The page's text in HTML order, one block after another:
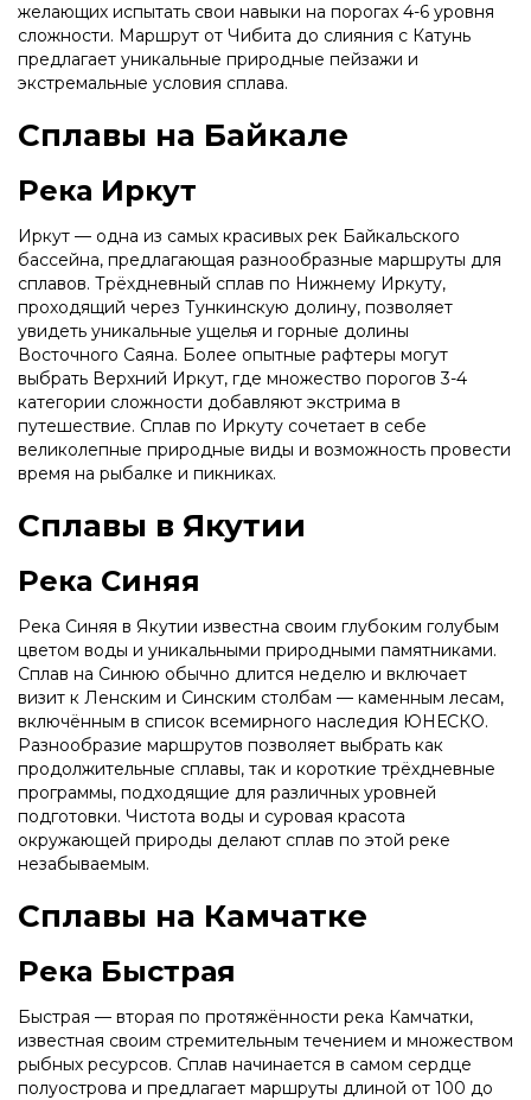
желающих испытать свои навыки на порогах 4-6 уровня
сложности. Маршрут от Чибита до слияния с Катунь
предлагает уникальные природные пейзажи и
экстремальные условия сплава.
Сплавы на Байкале
Река Иркут
Иркут — одна из самых красивых рек Байкальского
бассейна, предлагающая разнообразные маршруты для
сплавов. Трёхдневный сплав по Нижнему Иркуту,
проходящий через Тункинскую долину, позволяет
увидеть уникальные ущелья и горные долины
Восточного Саяна. Более опытные рафтеры могут
выбрать Верхний Иркут, где множество порогов 3-4
категории сложности добавляют экстрима в
путешествие. Сплав по Иркуту сочетает в себе
великолепные природные виды и возможность провести
время на рыбалке и пикниках.
Сплавы в Якутии
Река Синяя
Река Синяя в Якутии известна своим глубоким голубым
цветом воды и уникальными природными памятниками.
Сплав на Синюю обычно длится неделю и включает
визит к Ленским и Синским столбам — каменным лесам,
включённым в список всемирного наследия ЮНЕСКО.
Разнообразие маршрутов позволяет выбрать как
продолжительные сплавы, так и короткие трёхдневные
программы, подходящие для различных уровней
подготовки. Чистота воды и суровая красота
окружающей природы делают сплав по этой реке
незабываемым.
Сплавы на Камчатке
Река Быстрая
Быстрая — вторая по протяжённости река Камчатки,
известная своим стремительным течением и множеством
рыбных ресурсов. Сплав начинается в самом сердце
полуострова и предлагает маршруты длиной от 100 до